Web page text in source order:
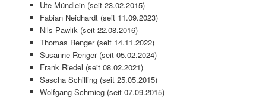
Ute Mündlein (seit 23.02.2015)
Fabian Neidhardt (seit 11.09.2023)
Nils Pawlik (seit 22.08.2016)
Thomas Renger (seit 14.11.2022)
Susanne Renger (seit 05.02.2024)
Frank Riedel (seit 08.02.2021)
Sascha Schilling (seit 25.05.2015)
Wolfgang Schmieg (seit 07.09.2015)